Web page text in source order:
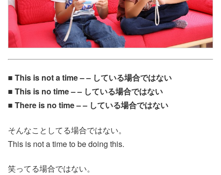
■ This is not a time – – している場合ではない
■ This is no time – – している場合ではない
■ There is no time – – している場合ではない
そんなことしてる場合ではない。
This is not a time to be doing this.
笑ってる場合ではない。